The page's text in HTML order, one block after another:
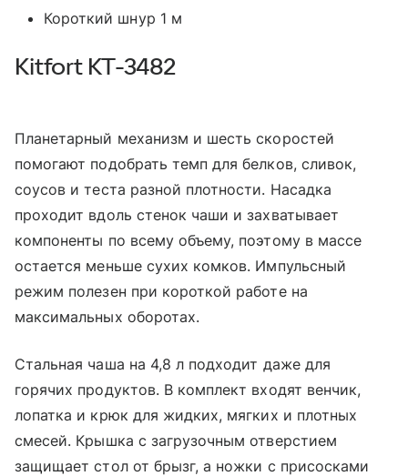
Короткий шнур 1 м
Kitfort КТ-3482
Планетарный механизм и шесть скоростей
помогают подобрать темп для белков, сливок,
соусов и теста разной плотности. Насадка
проходит вдоль стенок чаши и захватывает
компоненты по всему объему, поэтому в массе
остается меньше сухих комков. Импульсный
режим полезен при короткой работе на
максимальных оборотах.
Стальная чаша на 4,8 л подходит даже для
горячих продуктов. В комплект входят венчик,
лопатка и крюк для жидких, мягких и плотных
смесей. Крышка с загрузочным отверстием
защищает стол от брызг, а ножки с присосками